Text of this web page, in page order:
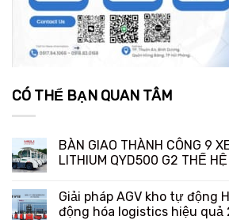
CÓ THỂ BẠN QUAN TÂM
BÀN GIAO THÀNH CÔNG 9
LITHIUM QYD500 G2 THẾ
Giải pháp AGV kho tự động
động hóa logistics hiệu quả